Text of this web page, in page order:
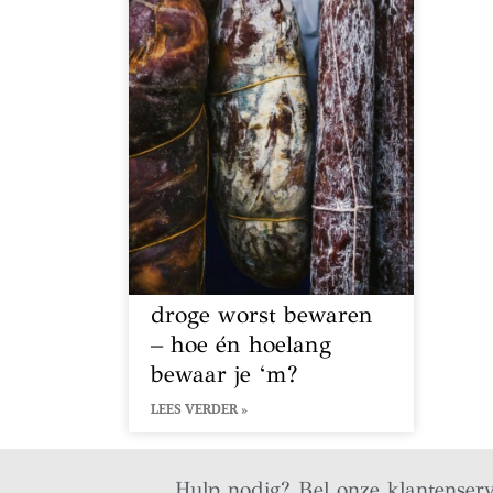
droge worst bewaren
– hoe én hoelang
bewaar je ‘m?
LEES VERDER »